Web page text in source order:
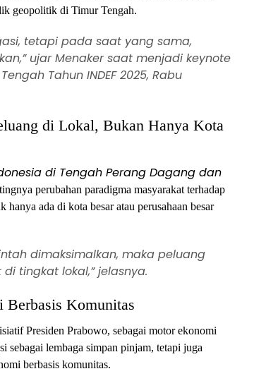
geopolitik di Timur Tengah.
tetapi pada saat yang sama,
ujar Menaker saat menjadi keynote
Tahun INDEF 2025, Rabu
di Lokal, Bukan Hanya Kota
di Tengah Perang Dagang dan
perubahan paradigma masyarakat terhadap
ada di kota besar atau perusahaan besar
dimaksimalkan, maka peluang
tingkat lokal,” jelasnya.
Komunitas
Presiden Prabowo, sebagai motor ekonomi
sebagai lembaga simpan pinjam, tetapi juga
berbasis komunitas.